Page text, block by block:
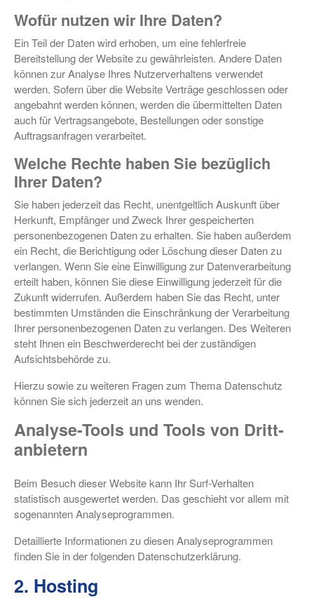
Wofür nutzen wir Ihre Daten?
Ein Teil der Daten wird erhoben, um eine fehlerfreie
Bereitstellung der Website zu gewährleisten. Andere Daten
können zur Analyse Ihres Nutzerverhaltens verwendet
werden. Sofern über die Website Verträge geschlossen oder
angebahnt werden können, werden die übermittelten Daten
auch für Vertragsangebote, Bestellungen oder sonstige
Auftragsanfragen verarbeitet.
Welche Rechte haben Sie bezüglich
Ihrer Daten?
Sie haben jederzeit das Recht, unentgeltlich Auskunft über
Herkunft, Empfänger und Zweck Ihrer gespeicherten
personenbezogenen Daten zu erhalten. Sie haben außerdem
ein Recht, die Berichtigung oder Löschung dieser Daten zu
verlangen. Wenn Sie eine Einwilligung zur Datenverarbeitung
erteilt haben, können Sie diese Einwilligung jederzeit für die
Zukunft widerrufen. Außerdem haben Sie das Recht, unter
bestimmten Umständen die Einschränkung der Verarbeitung
Ihrer personenbezogenen Daten zu verlangen. Des Weiteren
steht Ihnen ein Beschwerderecht bei der zuständigen
Aufsichtsbehörde zu.
Hierzu sowie zu weiteren Fragen zum Thema Datenschutz
können Sie sich jederzeit an uns wenden.
Analyse-Tools und Tools von Dritt­
anbietern
Beim Besuch dieser Website kann Ihr Surf-Verhalten
statistisch ausgewertet werden. Das geschieht vor allem mit
sogenannten Analyseprogrammen.
Detaillierte Informationen zu diesen Analyseprogrammen
finden Sie in der folgenden Datenschutzerklärung.
2. Hosting